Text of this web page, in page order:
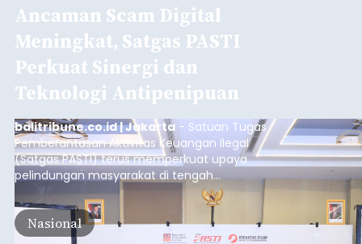
Ancaman Scam Digital
Meningkat, Satgas PASTI
Perkuat Sinergi dan
Teknologi Antipenipuan
balitribune.co.id | Jakarta - Satuan Tugas
Pemberantasan Aktivitas Keuangan Ilegal
(Satgas PASTI) terus memperkuat upaya
pelindungan masyarakat di tengah
meningkatnya ancaman penipuan digital yang
semakin kompleks.
Nasional